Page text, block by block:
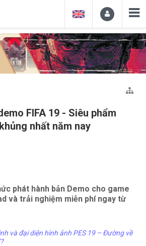
FIFA 19 - Siêu phẩm
nhất năm nay
phát hành bản Demo cho game
và trải nghiệm miễn phí ngay từ
và đại diện hình ảnh PES 19 – Đường về